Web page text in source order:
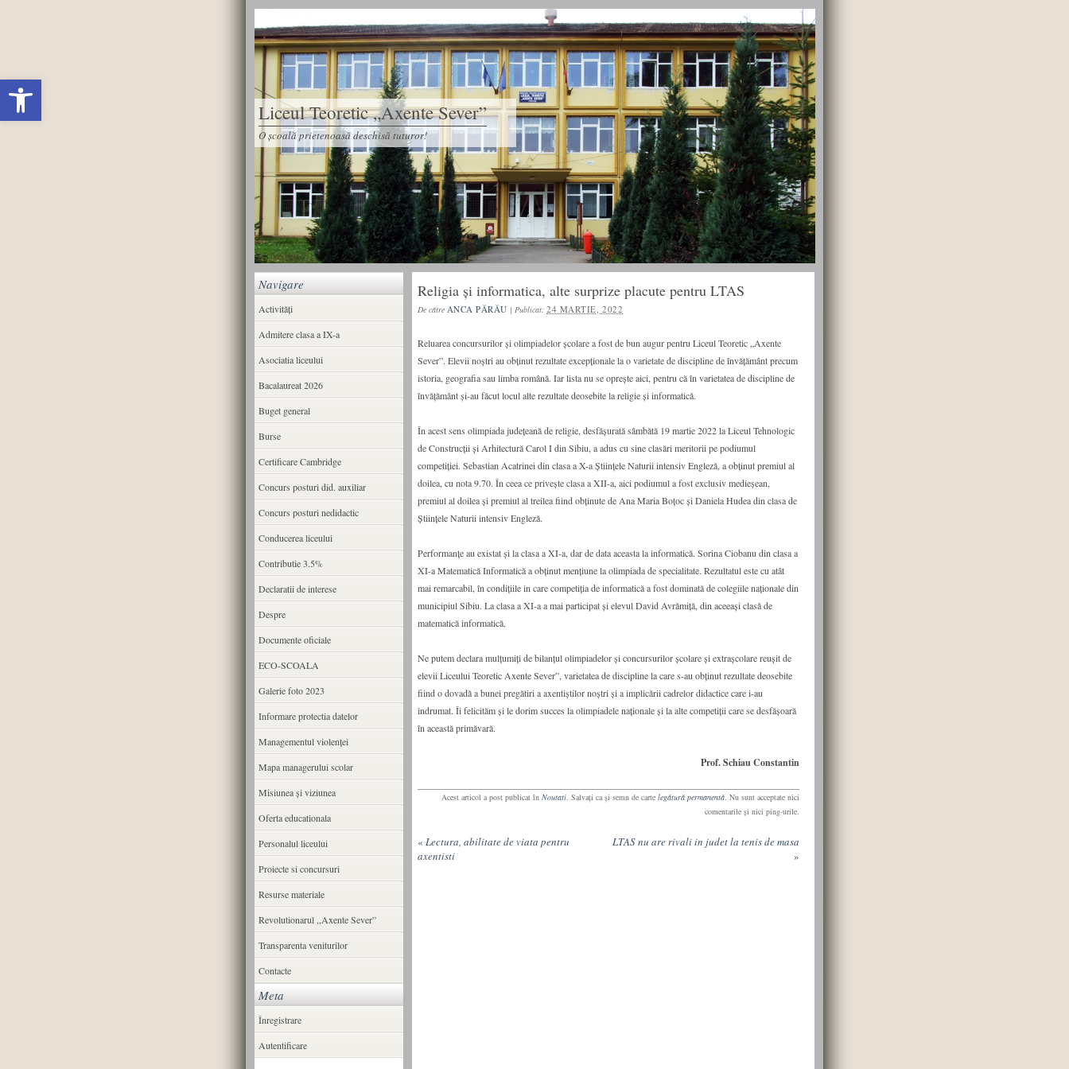
Deschide bara de unelte
Liceul Teoretic „Axente Sever”
O școală prietenoasă deschisă tuturor!
Religia și informatica, alte surprize placute pentru LTAS
De către ANCA PĂRĂU | Publicat: 24 MARTIE, 2022
Reluarea concursurilor și olimpiadelor școlare a fost de bun augur pentru Liceul Teoretic „Axente
Sever”. Elevii noștri au obținut rezultate excepționale la o varietate de discipline de învățământ precum
istoria, geografia sau limba română. Iar lista nu se oprește aici, pentru că în varietatea de discipline de
învățământ și-au făcut locul alte rezultate deosebite la religie și informatică.
În acest sens olimpiada județeană de religie, desfășurată sâmbătă 19 martie 2022 la Liceul Tehnologic
de Construcții și Arhitectură Carol I din Sibiu, a adus cu sine clasări meritorii pe podiumul
competiției. Sebastian Acatrinei din clasa a X-a Științele Naturii intensiv Engleză, a obținut premiul al
doilea, cu nota 9.70. În ceea ce privește clasa a XII-a, aici podiumul a fost exclusiv medieșean,
premiul al doilea și premiul al treilea fiind obținute de Ana Maria Boțoc și Daniela Hudea din clasa de
Științele Naturii intensiv Engleză.
Performanțe au existat și la clasa a XI-a, dar de data aceasta la informatică. Sorina Ciobanu din clasa a
XI-a Matematică Informatică a obținut mențiune la olimpiada de specialitate. Rezultatul este cu atât
mai remarcabil, în condițiile in care competiția de informatică a fost dominată de colegiile naționale din
municipiul Sibiu. La clasa a XI-a a mai participat și elevul David Avrămiță, din aceeași clasă de
matematică informatică.
Ne putem declara mulțumiți de bilanțul olimpiadelor și concursurilor școlare și extrașcolare reușit de
elevii Liceului Teoretic Axente Sever”, varietatea de discipline la care s-au obținut rezultate deosebite
fiind o dovadă a bunei pregătiri a axentiștilor noștri și a implicării cadrelor didactice care i-au
indrumat. Îi felicităm și le dorim succes la olimpiadele naționale și la alte competiții care se desfășoară
în această primăvară.
Prof. Schiau Constantin
Acest articol a post publicat în Noutati. Salvaţi ca şi semn de carte legătură permanentă. Nu sunt acceptate nici
comentarile şi nici ping-urile.
« Lectura, abilitate de viata pentru
axentisti
LTAS nu are rivali in judet la tenis de masa
»
Navigare
Activități
Admitere clasa a IX-a
Asociatia liceului
Bacalaureat 2026
Buget general
Burse
Certificare Cambridge
Concurs posturi did. auxiliar
Concurs posturi nedidactic
Conducerea liceului
Contributie 3.5%
Declaratii de interese
Despre
Documente oficiale
ECO-SCOALA
Galerie foto 2023
Informare protectia datelor
Managementul violenței
Mapa managerului scolar
Misiunea şi viziunea
Oferta educationala
Personalul liceului
Proiecte si concursuri
Resurse materiale
Revolutionarul ,,Axente Sever”
Transparenta veniturilor
Contacte
Meta
Înregistrare
Autentificare